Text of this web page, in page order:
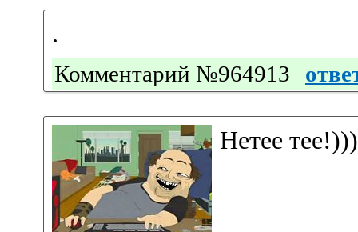
.
Комментарий №964913
Нетее тее!)))